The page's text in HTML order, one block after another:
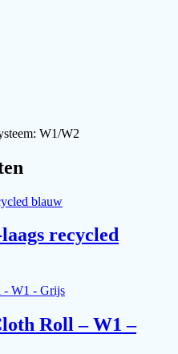
W1/W2
recycled
Roll – W1 –